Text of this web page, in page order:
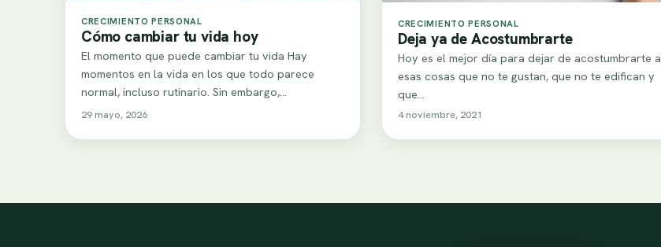
CRECIMIENTO PERSONAL
Cómo cambiar tu vida hoy
El momento que puede cambiar tu vida Hay
momentos en la vida en los que todo parece
normal, incluso rutinario. Sin embargo,…
29 mayo, 2026
CRECIMIENTO PERSONAL
Deja ya de Acostumbrarte
Hoy es el mejor día para dejar de acostumbrarte a
esas cosas que no te gustan, que no te edifican y
que…
4 noviembre, 2021